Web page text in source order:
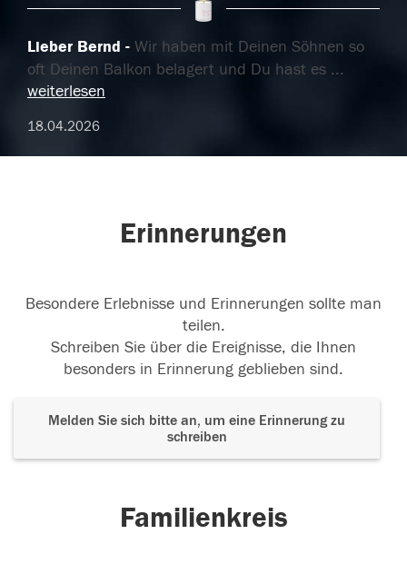
Lieber Bernd
Wir haben mit Deinen Söhnen so
oft Deinen Balkon belagert und Du hast es ...
weiterlesen
18.04.2026
Erinnerungen
Besondere Erlebnisse und Erinnerungen sollte man
teilen.
Schreiben Sie über die Ereignisse, die Ihnen
besonders in Erinnerung geblieben sind.
Melden Sie sich bitte an, um eine Erinnerung zu
schreiben
Familienkreis